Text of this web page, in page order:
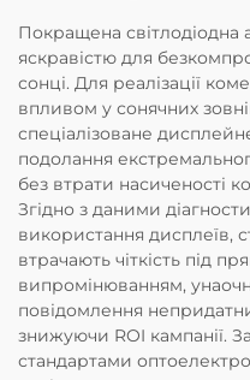
Покращена світлодіодна
яскравістю для
сонці. Для реалізації
впливом у сонячних
спеціалізоване
подолання
без втрати насиченості
Згідно з даними
використання дисплеїв,
втрачають чіткість під
випромінюванням,
повідомлення
знижуючи ROI кампанії.
стандартами